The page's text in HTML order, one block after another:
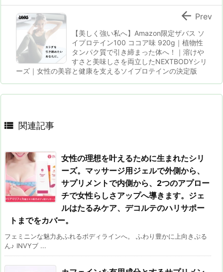
【美しく強い私へ】Amazon限定ザバス ソ
イプロテイン100 ココア味 920g｜植物性
タンパク質で引き締まった体へ！｜溶けや
すさと美味しさを両立したNEXTBODYシリ
ーズ｜女性の美容と健康を支えるソイプロテインの決定版
 Prev
 関連記事
女性の理想を叶えるために生まれたシリ
ーズ。マッサージ用ジェルで外側から、
サプリメントで内側から、2つのアプロー
チで女性らしさアップへ導きます。ジェ
ルはたるみケア、デコルテのハリサポー
トまでをカバー。
フェミニンな魅力あふれるボディラインへ。 ふわり豊かに上向きぷる
ん♪ INVYブ ...